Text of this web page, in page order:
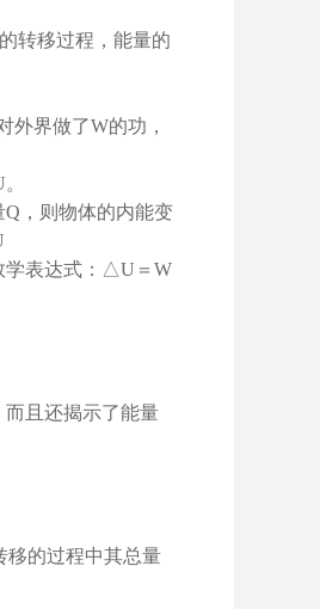
转移过程，能量的
外界做了W的功，
。
Q ，则物体的内能变
表达式： △U ＝ W
而且还揭示了能量
移的过程中其总量